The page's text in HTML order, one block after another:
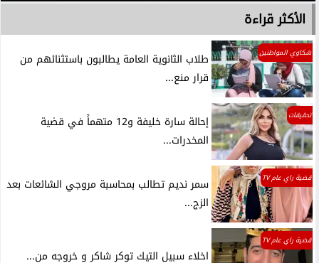
الأكثر قراءة
شكاوي المواطنين
طلاب الثانوية العامة يطالبون باستثنائهم من
قرار منع...
تحقيقات
إحالة سارة خليفة و12 متهماً في قضية
المخدرات...
قضية راي عام TV
سمر نديم تطالب بمحاسبة مروجي الشائعات بعد
الزج...
قضية راي عام TV
اخلاء سبيل التيك توكر شاكر و خروجه من...